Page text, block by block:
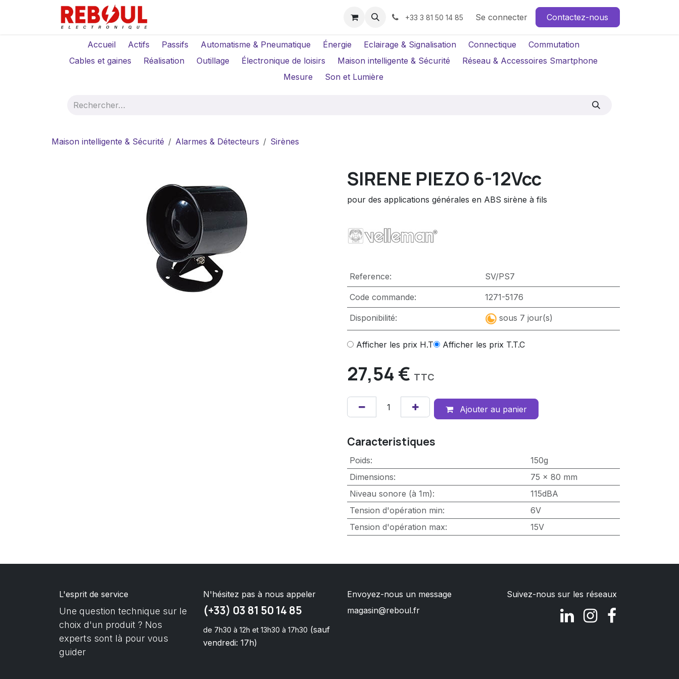
Se rendre au contenu
Location Caméras +33 3 81 50 14 85 Se connecter Contactez-nous
Accueil Actifs Passifs Automatisme & Pneumatique Énergie Eclairage & Signalisation Connectique
Commutation
Cables et gaines
Réalisation Outillage Électronique de loisirs Maison intelligente & Sécurité
Réseau & Accessoires Smartphone
Mesure
Son et Lumière
Maison intelligente & Sécurité Alarmes & Détecteurs Sirènes
SIRENE PIEZO 6-12Vcc
pour des applications générales en ABS sirène à fils
Reference: SV/PS7
Code commande: 1271-5176
Disponibilité: sous 7 jour(s)
Afficher les prix H.T Afficher les prix T.T.C
27,54 € TTC
Ajouter au panier
Caracteristiques
Poids:
150g
Dimensions:
75 x 80 mm
Niveau sonore (à 1m):
115dBA
Tension d'opération min:
6V
Tension d'opération max: 15V
L'esprit de service
Une question technique sur le
choix d'un produit ? Nos
experts sont là pour vous
guider
N'hésitez pas à nous appeler
(+33) 03 81 50 14 85
de 7h30 à 12h et 13h30 à 17h30 (sauf
vendredi: 17h)
Envoyez-nous un message
magasin@reboul.fr
Suivez-nous sur les réseaux